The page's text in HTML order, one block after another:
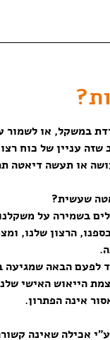
במשקל, או לשמור
עניין של כוח
שעשית?
בשמירה על
הרצון שלנו,
שמגיעה בדמות
הייאוש האישי
אינה הפתרון.
אכילה שאינה